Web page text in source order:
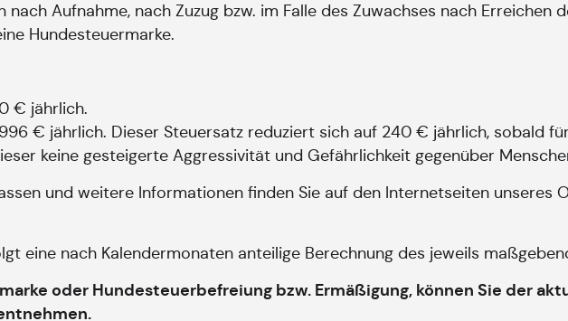
Aufnahme, nach Zuzug bzw. im Falle des Zuwachses nach Erreichen
Hundesteuermarke.
€ jährlich.
€ jährlich. Dieser Steuersatz reduziert sich auf 240 € jährlich, sobald
keine gesteigerte Aggressivität und Gefährlichkeit gegenüber
und weitere Informationen finden Sie auf den Internetseiten unseres
eine nach Kalendermonaten anteilige Berechnung des jeweils
oder Hundesteuerbefreiung bzw. Ermäßigung, können Sie der